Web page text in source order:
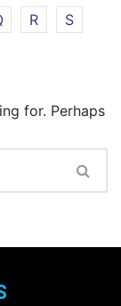
R
S
for. Perhaps